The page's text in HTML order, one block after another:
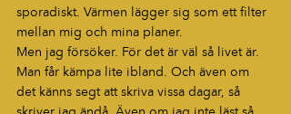
sporadiskt. Värmen lägger sig som ett filter
mellan mig och mina planer.
Men jag försöker. För det är väl så livet är.
Man får kämpa lite ibland. Och även om
det känns segt att skriva vissa dagar, så